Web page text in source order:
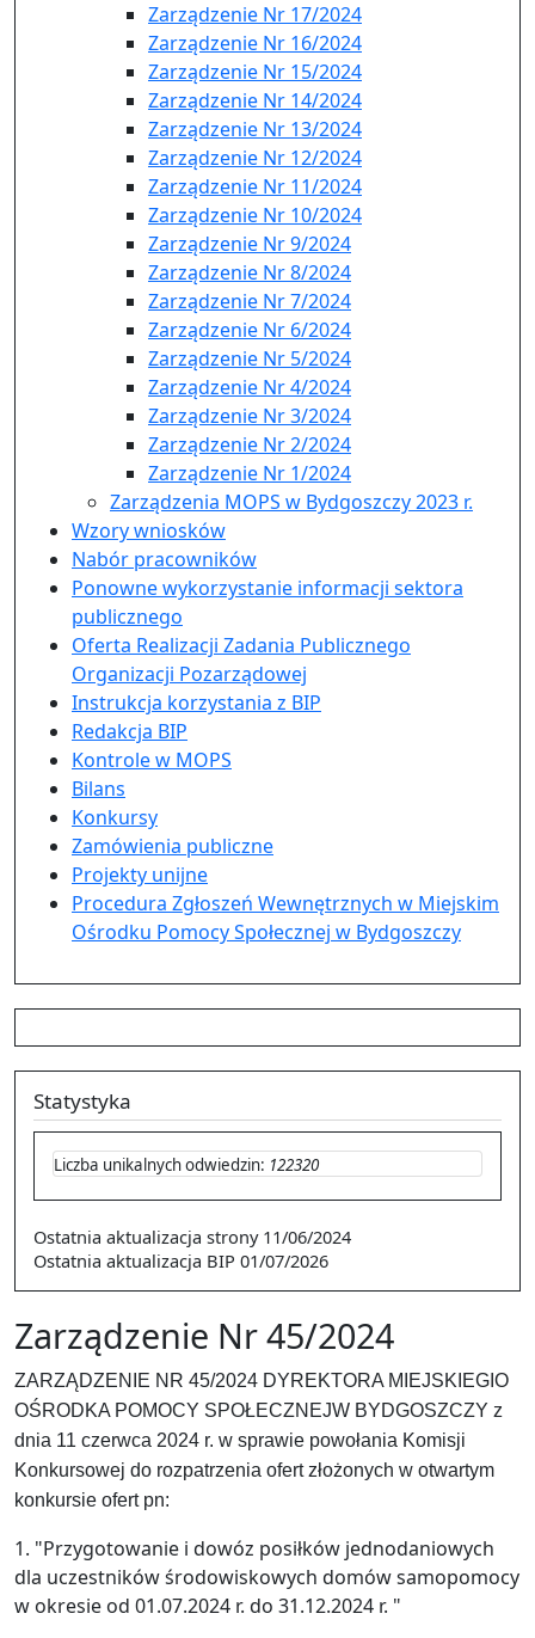
Zarządzenie Nr 45/2024
ZARZĄDZENIE NR 45/2024 DYREKTORA MIEJSKIEGIO
OŚRODKA POMOCY SPOŁECZNEJW BYDGOSZCZY z
dnia 11 czerwca 2024 r. w sprawie powołania Komisji
Konkursowej do rozpatrzenia ofert złożonych w otwartym
konkursie ofert pn:
1. "Przygotowanie i dowóz posiłków jednodaniowych
dla uczestników środowiskowych domów samopomocy
w okresie od 01.07.2024 r. do 31.12.2024 r. "
Zarządzenie Nr 17/2024
Zarządzenie Nr 16/2024
Zarządzenie Nr 15/2024
Zarządzenie Nr 14/2024
Zarządzenie Nr 13/2024
Zarządzenie Nr 12/2024
Zarządzenie Nr 11/2024
Zarządzenie Nr 10/2024
Zarządzenie Nr 9/2024
Zarządzenie Nr 8/2024
Zarządzenie Nr 7/2024
Zarządzenie Nr 6/2024
Zarządzenie Nr 5/2024
Zarządzenie Nr 4/2024
Zarządzenie Nr 3/2024
Zarządzenie Nr 2/2024
Zarządzenie Nr 1/2024
Zarządzenia MOPS w Bydgoszczy 2023 r.
Wzory wniosków
Nabór pracowników
Ponowne wykorzystanie informacji sektora
publicznego
Oferta Realizacji Zadania Publicznego
Organizacji Pozarządowej
Instrukcja korzystania z BIP
Redakcja BIP
Kontrole w MOPS
Bilans
Konkursy
Zamówienia publiczne
Projekty unijne
Procedura Zgłoszeń Wewnętrznych w Miejskim
Ośrodku Pomocy Społecznej w Bydgoszczy
Statystyka
Liczba unikalnych odwiedzin: 122320
Ostatnia aktualizacja strony 11/06/2024
Ostatnia aktualizacja BIP 01/07/2026